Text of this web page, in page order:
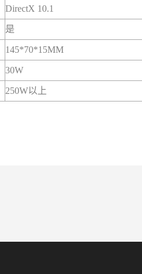
DirectX 10.1
是
145*70*15MM
30W
250W以上